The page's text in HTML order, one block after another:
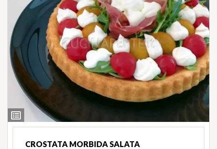
Ingredienti
CROSTATA MORBIDA SALATA